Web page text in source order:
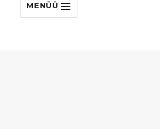
MENÜÜ